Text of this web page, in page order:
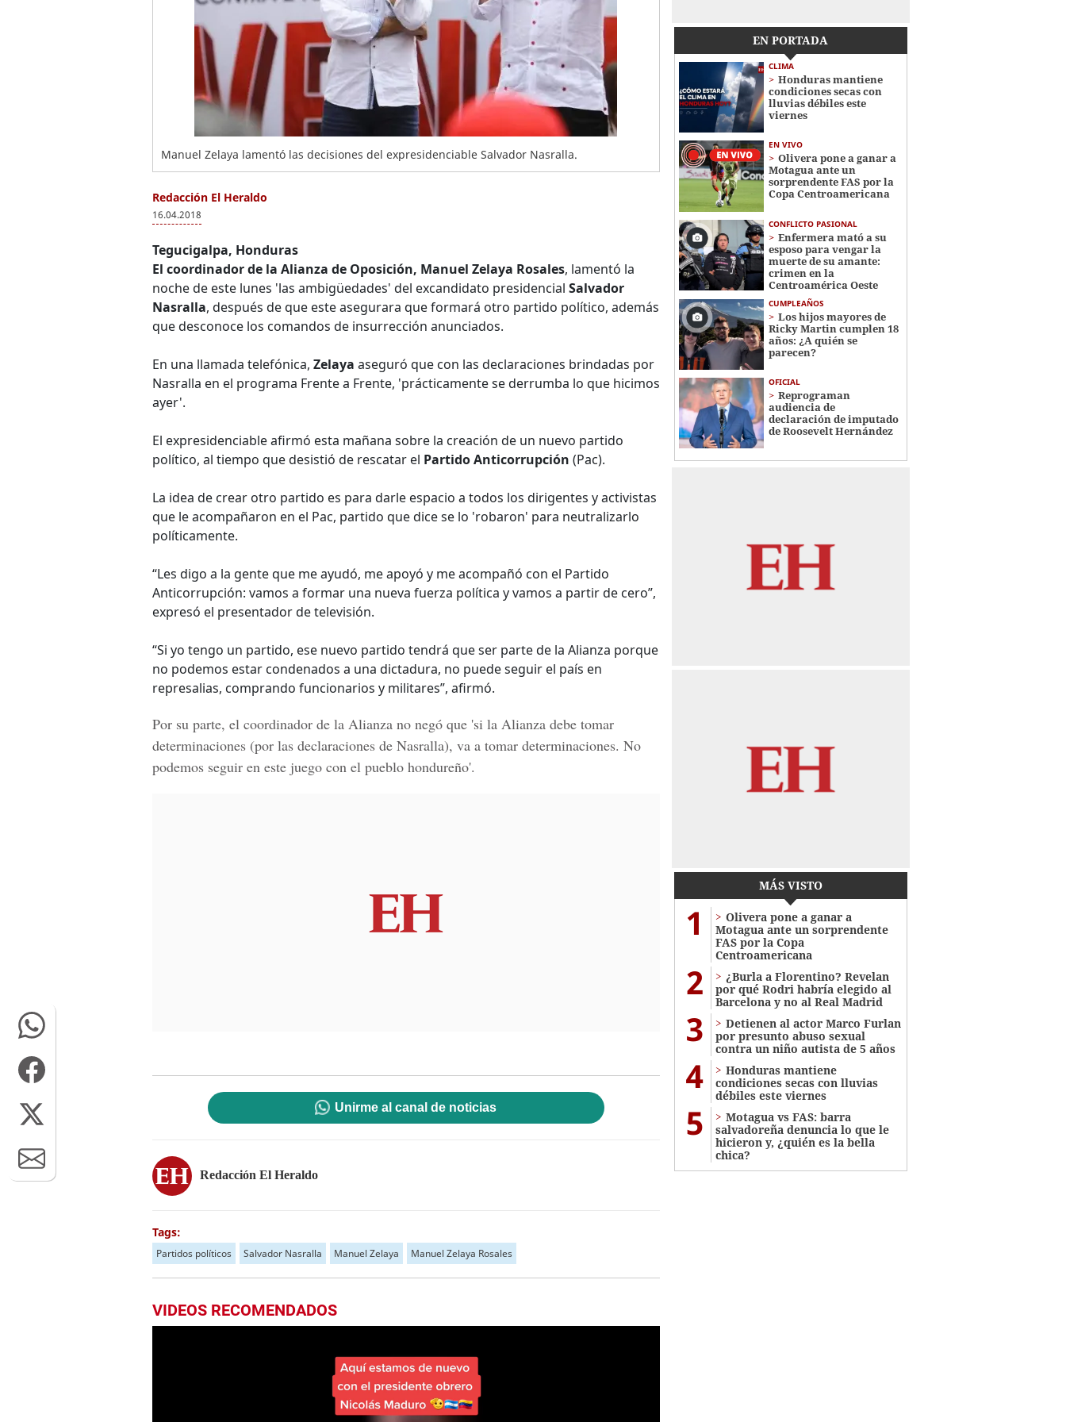
Manuel Zelaya lamentó las decisiones del expresidenciable Salvador Nasralla.
Redacción El Heraldo
16.04.2018
Tegucigalpa, Honduras
El coordinador de la Alianza de Oposición, Manuel Zelaya Rosales, lamentó la
noche de este lunes 'las ambigüedades' del excandidato presidencial Salvador
Nasralla, después de que este asegurara que formará otro partido político, además
que desconoce los comandos de insurrección anunciados.
En una llamada telefónica, Zelaya aseguró que con las declaraciones brindadas por
Nasralla en el programa Frente a Frente, 'prácticamente se derrumba lo que hicimos
ayer'.
El expresidenciable afirmó esta mañana sobre la creación de un nuevo partido
político, al tiempo que desistió de rescatar el Partido Anticorrupción (Pac).
La idea de crear otro partido es para darle espacio a todos los dirigentes y activistas
que le acompañaron en el Pac, partido que dice se lo 'robaron' para neutralizarlo
políticamente.
“Les digo a la gente que me ayudó, me apoyó y me acompañó con el Partido
Anticorrupción: vamos a formar una nueva fuerza política y vamos a partir de cero”,
expresó el presentador de televisión.
“Si yo tengo un partido, ese nuevo partido tendrá que ser parte de la Alianza porque
no podemos estar condenados a una dictadura, no puede seguir el país en
represalias, comprando funcionarios y militares”, afirmó.
Por su parte, el coordinador de la Alianza no negó que 'si la Alianza debe tomar
determinaciones (por las declaraciones de Nasralla), va a tomar determinaciones. No
podemos seguir en este juego con el pueblo hondureño'.
Unirme al canal de noticias
Redacción El Heraldo
Tags:
Partidos políticos Salvador Nasralla Manuel Zelaya Manuel Zelaya Rosales
VIDEOS RECOMENDADOS
EN PORTADA
CLIMA
Honduras mantiene
condiciones secas con
lluvias débiles este
viernes
EN VIVO
Olivera pone a ganar a
Motagua ante un
sorprendente FAS por la
Copa Centroamericana
CONFLICTO PASIONAL
Enfermera mató a su
esposo para vengar la
muerte de su amante:
crimen en la
Centroamérica Oeste
CUMPLEAÑOS
Los hijos mayores de
Ricky Martin cumplen 18
años: ¿A quién se
parecen?
OFICIAL
Reprograman
audiencia de
declaración de imputado
de Roosevelt Hernández
MÁS VISTO
1
Olivera pone a ganar a
Motagua ante un sorprendente
FAS por la Copa
Centroamericana
2
¿Burla a Florentino? Revelan
por qué Rodri habría elegido al
Barcelona y no al Real Madrid
3
Detienen al actor Marco Furlan
por presunto abuso sexual
contra un niño autista de 5 años
4
Honduras mantiene
condiciones secas con lluvias
débiles este viernes
5
Motagua vs FAS: barra
salvadoreña denuncia lo que le
hicieron y, ¿quién es la bella
chica?